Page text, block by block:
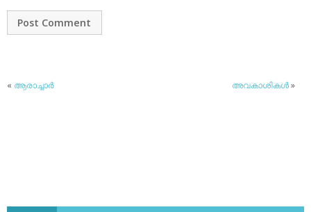
« ആരാച്ചാര്‍ അവകാശികള്‍»